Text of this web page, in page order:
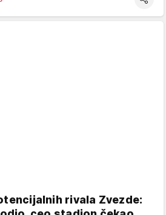
rivala Zvezde: